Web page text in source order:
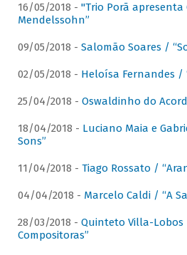
16/05/2018 - "Trio Porã apresenta
Mendelssohn”
09/05/2018 - Salomão Soares /
02/05/2018 - Heloísa Fernandes /
25/04/2018 - Oswaldinho do
18/04/2018 - Luciano Maia e
Sons”
11/04/2018 - Tiago Rossato /
04/04/2018 - Marcelo Caldi / “A
28/03/2018 - Quinteto Villa-Lobos
Compositoras”